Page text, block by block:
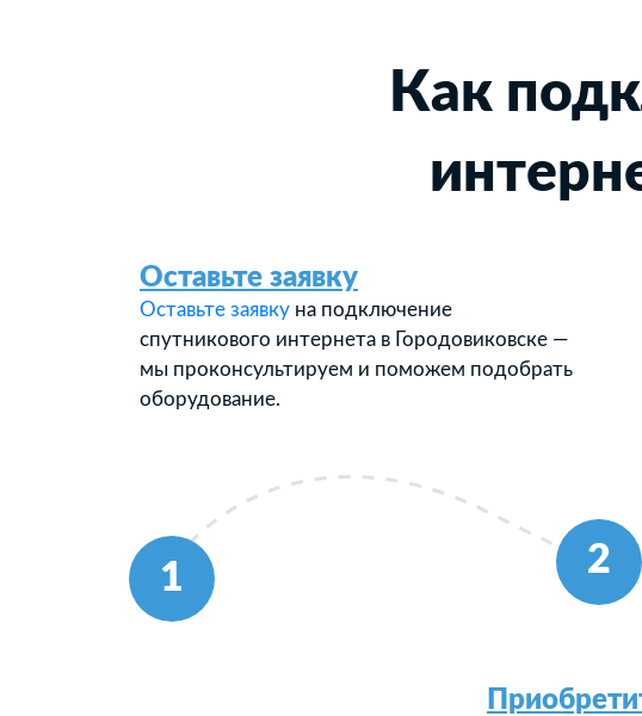
Как
1
2
Оставьте заявку
Оставьте заявку на подключение
спутникового интернета в Городовиковске —
мы проконсультируем и поможем подобрать
оборудование.